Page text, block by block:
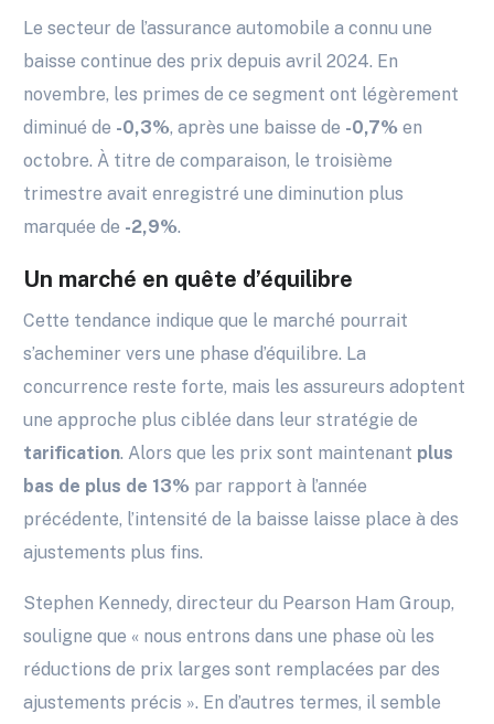
Le secteur de l’assurance automobile a connu une
baisse continue des prix depuis avril 2024. En
novembre, les primes de ce segment ont légèrement
diminué de -0,3%, après une baisse de -0,7% en
octobre. À titre de comparaison, le troisième
trimestre avait enregistré une diminution plus
marquée de -2,9%.
Un marché en quête d’équilibre
Cette tendance indique que le marché pourrait
s’acheminer vers une phase d’équilibre. La
concurrence reste forte, mais les assureurs adoptent
une approche plus ciblée dans leur stratégie de
tarification. Alors que les prix sont maintenant plus
bas de plus de 13% par rapport à l’année
précédente, l’intensité de la baisse laisse place à des
ajustements plus fins.
Stephen Kennedy, directeur du Pearson Ham Group,
souligne que « nous entrons dans une phase où les
réductions de prix larges sont remplacées par des
ajustements précis ». En d’autres termes, il semble